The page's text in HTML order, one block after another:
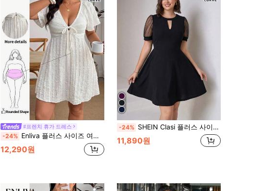
#프렌치 휴가 드레스
-24% Enliva 플러스 사이즈 여성 자카드 셔츠 드레스, 캐주얼 여성 벨 슬리브 드레스, 러플 슬리브 드레스, 캐주얼 젊은 여성 여름 드레스, 캐주얼 여성 드레스, 타이 프론트 반팔 셔츠 드레스, 여름 여성 드레스, 우아한 여름 여성 드레스
12,290원
-24% SHEIN Clasi 플러스 사이즈 블랙 가을 우아한 키홀 넥 반팔 스팽글 홀로우 드레스 여성 웨딩 게스트 졸업식 봄여름 아웃핏
11,890원